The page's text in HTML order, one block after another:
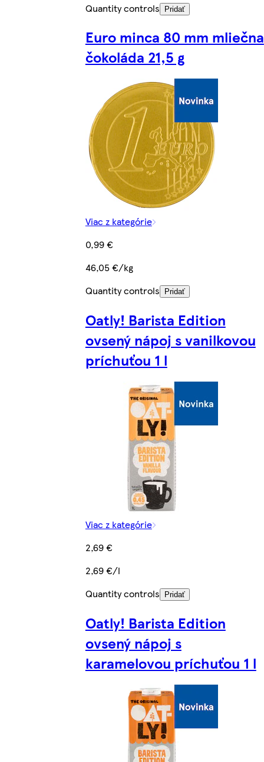
Quantity controls
Pridať
Euro minca 80 mm mliečna
čokoláda 21,5 g
Viac z kategórie
0,99 €
46,05 €/kg
Quantity controls
Pridať
Oatly! Barista Edition
ovsený nápoj s vanilkovou
príchuťou 1 l
Viac z kategórie
2,69 €
2,69 €/l
Quantity controls
Pridať
Oatly! Barista Edition
ovsený nápoj s
karamelovou príchuťou 1 l